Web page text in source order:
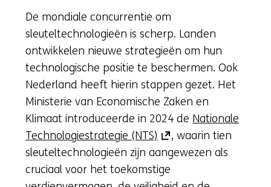
De mondiale concurrentie om
sleuteltechnologieën is scherp. Landen
ontwikkelen nieuwe strategieën om hun
technologische positie te beschermen. Ook
Nederland heeft hierin stappen gezet. Het
Ministerie van Economische Zaken en
Klimaat introduceerde in 2024 de Nationale
Technologiestrategie (NTS) (opent
in
nieuw
, waarin tien
sleuteltechnologieën zijn aangewezen als
cruciaal voor het toekomstige